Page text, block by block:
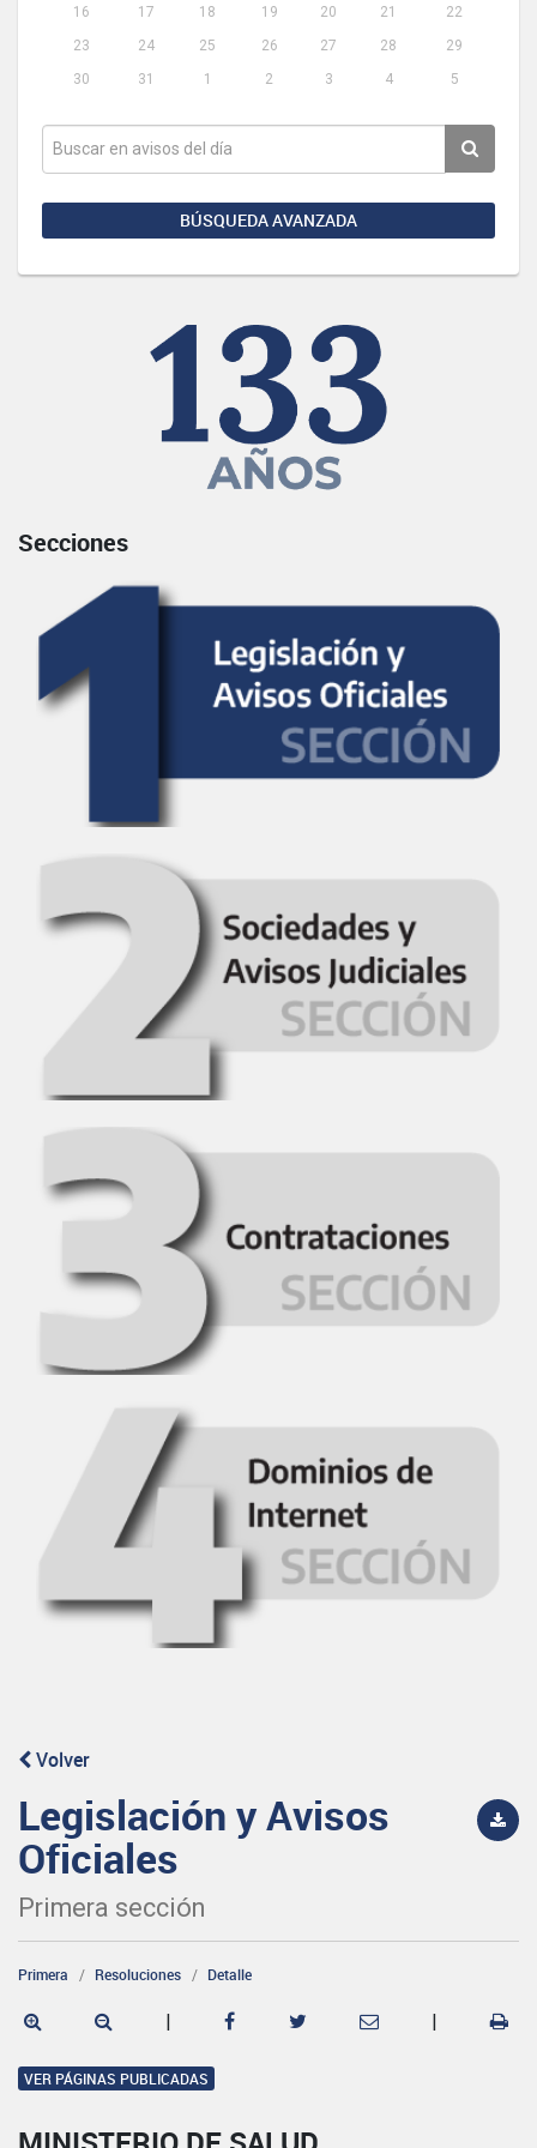
16
17 18 19 20 21
22
23
24 25 26 27 28
29
30
31 1 2 3 4 5
BÚSQUEDA AVANZADA
Secciones
Volver
Legislación y Avisos
Oficiales
Primera sección
Primera Resoluciones Detalle
| |
VER PÁGINAS PUBLICADAS